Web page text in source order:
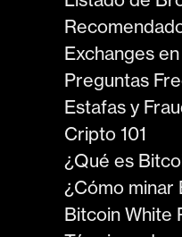
Exchanges
Preguntas
Estafas y
Cripto 101
¿Qué es
¿Cómo minar
Bitcoin White